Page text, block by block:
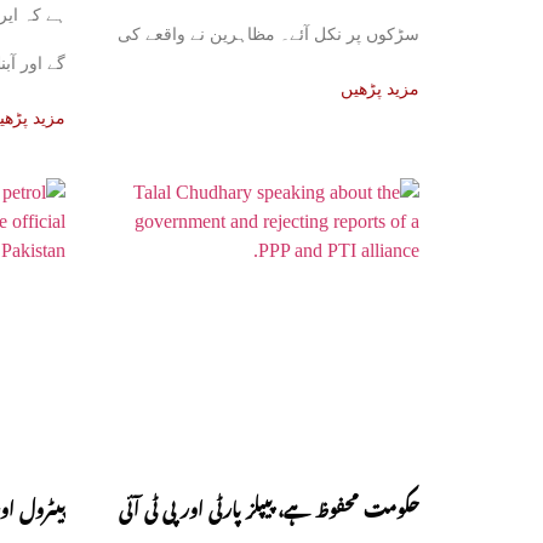
سڑکوں پر نکل آئے۔ مظاہرین نے واقعے کی
مزید پڑھیں
ہے کہ
گے اور
مزید
حکومت محفوظ ہے، پیپلز پارٹی اور پی ٹی آئی
پیٹرول